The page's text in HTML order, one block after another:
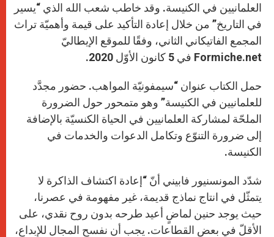
العلمانيين في الكنيسة. وقد خاطب شعب الله الذي “يسير
في التاريخ” من خلال إعادة التأكيد على قيمة وأهميّة تراث
المجمع الفاتيكاني الثاني، وفقًا للموقع الإيطاليّ
Formiche.net في 5 كانون الأوّل 2020.
حمل الكتاب عنوان “سيمفونيّة المواهب. حضور مجدَّد
للعلمانيين في الكنيسة” وهو متمحور حول الضرورة
الملحّة لمشاركة العلمانيين في الحياة الكنسيّة بالإضافة
إلى ضرورة التنوّع وتكامل الدعوات والخدمات في
الكنيسة.
شدّد المونسنيور فابيني أنّ “إعادة اكتشاف الذاكرة لا
يتمثّل في انتاج نماذج قديمة، غير مفهومة في عصرنا،
حيث يوجد حنين لماضٍ أعيد طرحه بدون روح نقدي، على
الأقلّ في بعض القطاعات. يجب أن نفسح المجال للإبداع،